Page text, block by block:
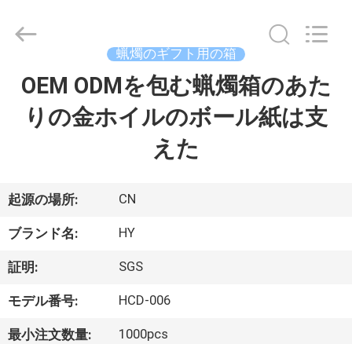
家
品
わ
た
し
Hongyue
Rights
Reserved.
蝋燭のギフト用の箱
OEM ODMを包む蝋燭箱のあた
りの金ホイルのボール紙は支
えた
起源の場所: CN
ブランド名: HY
証明: SGS
モデル番号: HCD-006
最小注文数量: 1000pcs